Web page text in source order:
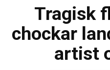
Tragisk
chockar
artist